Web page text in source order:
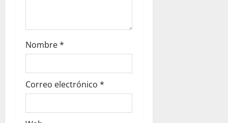
Nombre*
Correo electrónico *